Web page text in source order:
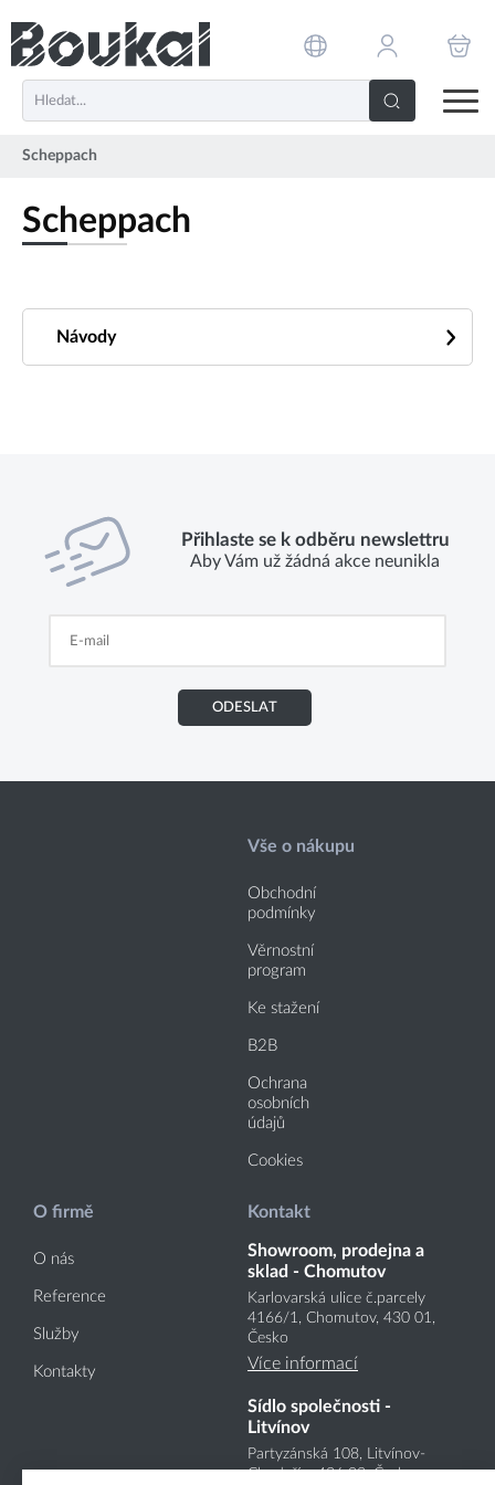
Scheppach
Scheppach
Návody
Přihlaste se k odběru newslettru
Aby Vám už žádná akce neunikla
ODESLAT
Vše o nákupu
Obchodní
podmínky
Věrnostní
program
Ke stažení
B2B
Ochrana
osobních
údajů
Cookies
O firmě
O nás
Reference
Služby
Kontakty
Kontakt
Showroom, prodejna a
sklad - Chomutov
Karlovarská ulice č.parcely
4166/1, Chomutov, 430 01,
Česko
Více informací
Sídlo společnosti -
Litvínov
Partyzánská 108, Litvínov-
Chudeřín, 436 03, Česko